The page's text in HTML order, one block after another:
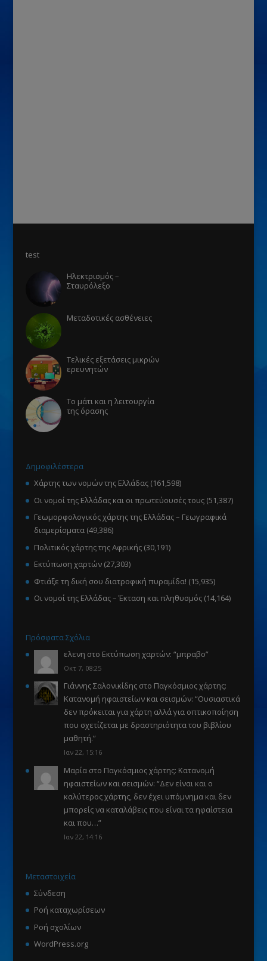
test
Ηλεκτρισμός –
Σταυρόλεξο
Μεταδοτικές ασθένειες
Τελικές εξετάσεις μικρών
ερευνητών
Το μάτι και η λειτουργία
της όρασης
Δημοφιλέστερα
Χάρτης των νομών της Ελλάδας (161,598)
Οι νομοί της Ελλάδας και οι πρωτεύουσές τους (51,387)
Γεωμορφολογικός χάρτης της Ελλάδας – Γεωγραφικά
διαμερίσματα (49,386)
Πολιτικός χάρτης της Αφρικής (30,191)
Εκτύπωση χαρτών (27,303)
Φτιάξε τη δική σου διατροφική πυραμίδα! (15,935)
Οι νομοί της Ελλάδας – Έκταση και πληθυσμός (14,164)
Πρόσφατα Σχόλια
ελενη στο Εκτύπωση χαρτών: “μπραβο”
Οκτ 7, 08:25
Γιάννης Σαλονικίδηςστο Παγκόσμιος χάρτης:
Κατανομή ηφαιστείων και σεισμών: “Ουσιαστικά
δεν πρόκειται για χάρτη αλλά για οπτικοποίηση
που σχετίζεται με δραστηριότητα του βιβλίου
μαθητή.”
Ιαν 22, 15:16
Μαρίαστο Παγκόσμιος χάρτης: Κατανομή
ηφαιστείων και σεισμών: “Δεν είναι και ο
καλύτερος χάρτης, δεν έχει υπόμνημα και δεν
μπορείς να καταλάβεις που είναι τα ηφαίστεια
και που…”
Ιαν 22, 14:16
Μεταστοιχεία
Σύνδεση
Ροή καταχωρίσεων
Ροή σχολίων
WordPress.org